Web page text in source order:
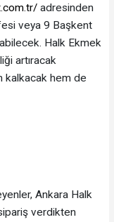
adresinden
veya 9 Başkent
Halk Ekmek
artıracak
kalkacak hem de
Ankara Halk
verdikten